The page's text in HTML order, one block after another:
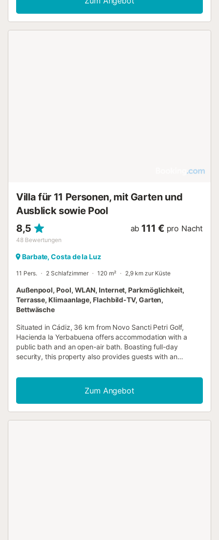
neben der Küche und der große Grill, wo Sie herrliche
Abende im Freien genießen können. Wir akzeptieren
Villa für 11 Personen, mit Garten und
Ausblick sowie Pool
8,5
48 Bewertungen
ab 111 € pro Nacht
Barbate, Costa de la Luz
11 Pers. 2 Schlafzimmer 120 m² 2,9 km zur Küste
Außenpool, Pool, WLAN, Internet, Parkmöglichkeit,
Terrasse, Klimaanlage, Flachbild-TV, Garten,
Bettwäsche
Situated in Cádiz, 36 km from Novo Sancti Petri Golf,
Hacienda la Yerbabuena offers accommodation with a
public bath and an open-air bath. Boasting full-day
security, this property also provides guests with an
Zum Angebot